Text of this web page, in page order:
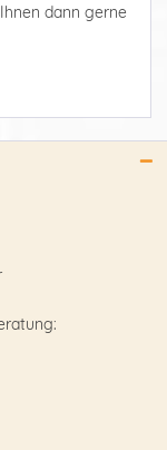
dann gerne